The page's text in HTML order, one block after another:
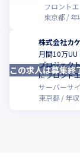
フロント
東京都
株式会社カ
月間10万
プロジェク
にフロント
します
サーバーサ
東京都
年
この求人は募集終